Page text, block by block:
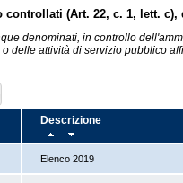
(Art. 22, c. 1, lett. c),
denominati, in controllo
delle attività di servizio pubblico
Descrizione
Elenco 2019